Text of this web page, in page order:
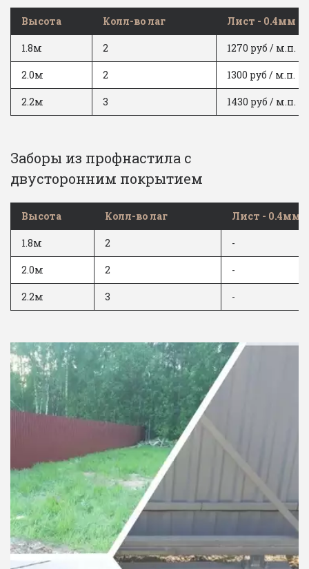
Высота Колл-во лаг Лист - 0.4мм
1.8м 2 1270 руб / м.п.
2.0м 2 1300 руб / м.п.
2.2м 3 1430 руб / м.п.
Заборы из профнастила с
двусторонним покрытием
Высота Колл-во лаг Лист - 0.4мм
1.8м 2 -
2.0м 2 -
2.2м 3 -